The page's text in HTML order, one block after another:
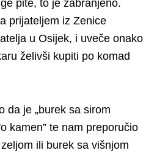
pite, to je zabranjeno.
prijateljem iz Zenice
u Osijek, i uveče onako
želivši kupiti po komad
da je „burek sa sirom
kamen” te nam preporučio
ili burek sa višnjom